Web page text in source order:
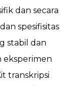
dan secara
spesifisitas
stabil dan
eksperimen
transkripsi